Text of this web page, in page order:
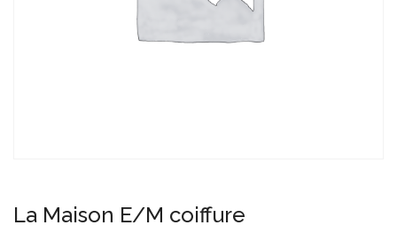
La Maison E/M coiffure